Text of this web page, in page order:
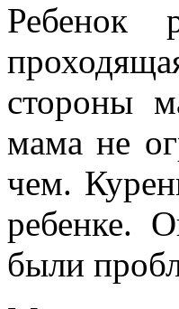
Ребенок
стороны
мама не
чем.
ребенке.
были